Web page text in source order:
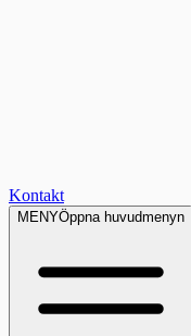
Kontakt
MENYÖppna huvudmenyn